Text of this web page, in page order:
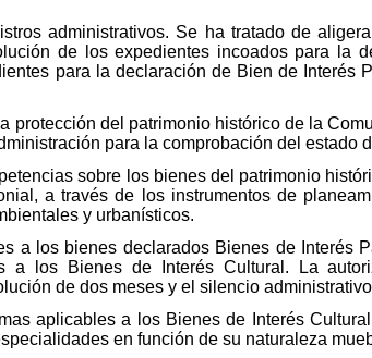
administrativos. Se ha tratado de
de los expedientes incoados para la
para la declaración de Bien de Interés
protección del patrimonio histórico de la
para la comprobación del estado
sobre los bienes del patrimonio
a través de los instrumentos de
y urbanísticos.
a los bienes declarados Bienes de Interés
a los Bienes de Interés Cultural. La
de dos meses y el silencio
aplicables a los Bienes de Interés
en función de su naturaleza